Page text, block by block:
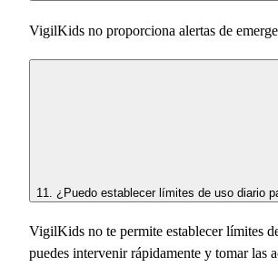
VigilKids no proporciona alertas de
11. ¿Puedo establecer límites de uso diario
VigilKids no te permite establecer límites
puedes intervenir rápidamente y tomar las